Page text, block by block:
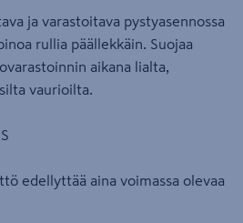
ja varastoitava pystyasennossa
rullia päällekkäin. Suojaa
aikana lialta,
vaurioilta.
edellyttää aina voimassa olevaa